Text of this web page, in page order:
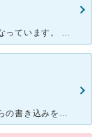
定期検診、虫歯治療、親知らずなどでお世話になっています。 おじさんの先生ですがとても丁寧な治療をしてくださいます。親知らずは3本抜いてもらいましたが上の歯の時は一瞬で、下の歯は少々手こずっていました
港北ニュータウンのはずれに住んでおり、こちらの書き込みを参考にして行かせて頂きました。 引っ越す前の歯科と比較すると非常に上手く、また痛い場合はすぐに麻酔を効かせてくれる為信頼できる歯科だと思っ